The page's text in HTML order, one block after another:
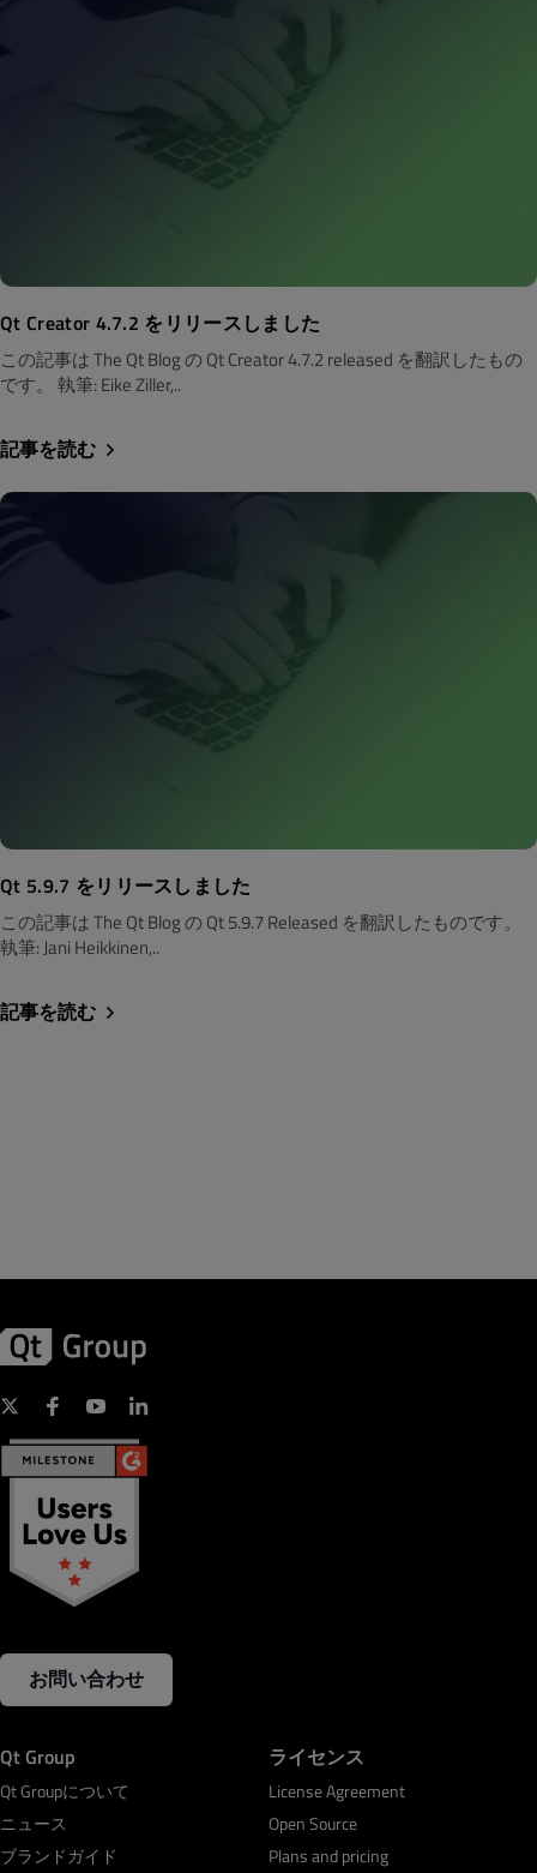
Qt Creator 4.7.2 をリリースしました
この記事は The Qt Blog の Qt Creator 4.7.2 released を翻訳したもの
です。 執筆: Eike Ziller,..
記事を読む
Qt 5.9.7 をリリースしました
この記事は The Qt Blog の Qt 5.9.7 Released を翻訳したものです。
執筆: Jani Heikkinen,..
記事を読む
お問い合わせ
Qt Group
Qt Groupについて
ニュース
ブランドガイド
ライセンス
License Agreement
Open Source
Plans and pricing